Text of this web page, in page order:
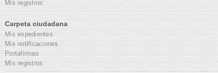
Mis registros
Carpeta ciudadana
Mis expedientes
Mis notificaciones
Portafirmas
Mis registros